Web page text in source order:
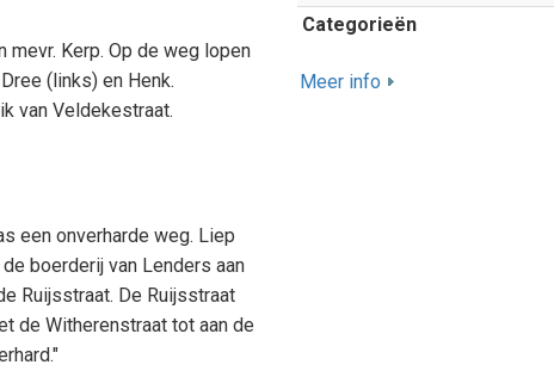
mevr. Kerp. Op de weg lopen
(links) en Henk.
van Veldekestraat.
een onverharde weg. Liep
boerderij van Lenders aan
Ruijsstraat. De Ruijsstraat
de Witherenstraat tot aan de
Categorieën
Meer info